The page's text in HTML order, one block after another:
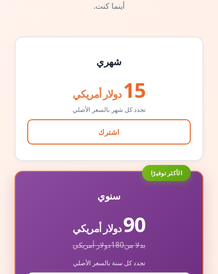
أينما كنت.
شهري
15 دولار أمريكي
تجدد كل شهر بالسعر الأصلي
اشترك
الأكثر توفيرًا
سنوي
90دولار أمريكي
بدلا من180دولار أمريكي
تجدد كل سنة بالسعر الأصلي